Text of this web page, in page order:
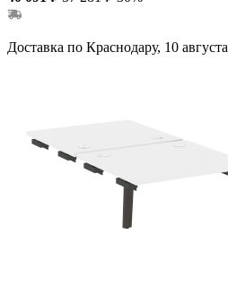
Доставка по Краснодару, 10 августа